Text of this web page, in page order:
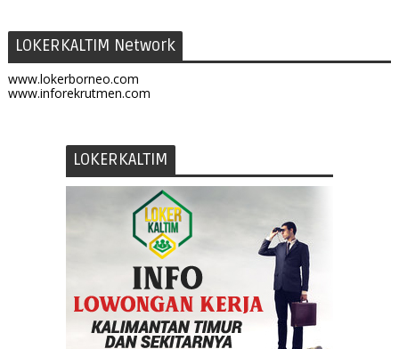
LOKERKALTIM Network
www.lokerborneo.com
www.inforekrutmen.com
LOKERKALTIM